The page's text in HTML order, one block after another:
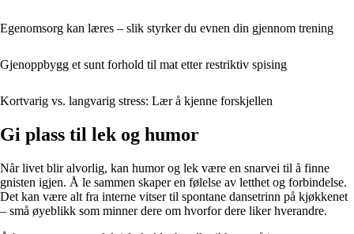
Egenomsorg kan læres – slik styrker du evnen din gjennom trening
Gjenoppbygg et sunt forhold til mat etter restriktiv spising
Kortvarig vs. langvarig stress: Lær å kjenne forskjellen
Gi plass til lek og humor
Når livet blir alvorlig, kan humor og lek være en snarvei til å finne
gnisten igjen. Å le sammen skaper en følelse av letthet og forbindelse.
Det kan være alt fra interne vitser til spontane dansetrinn på kjøkkenet
– små øyeblikk som minner dere om hvorfor dere liker hverandre.